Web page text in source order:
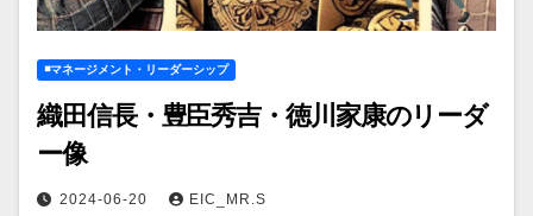
◾️マネージメント・リーダーシップ
織田信長・豊臣秀吉・徳川家康のリーダ
ー像
2024-06-20 EIC_MR.S